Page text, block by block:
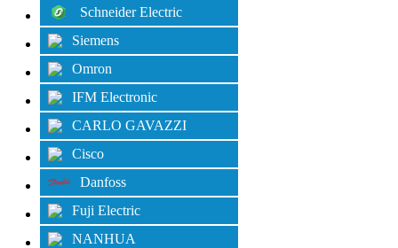
Schneider Electric
Siemens
Omron
IFM Electronic
CARLO GAVAZZI
Cisco
Danfoss
Fuji Electric
NANHUA